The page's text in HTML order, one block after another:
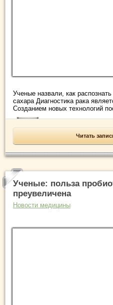
Ученые назвали, как
сахара Диагностика рака
Созданием новых технологий
Читать
Ученые: польза
преувеличена
Новости медицины